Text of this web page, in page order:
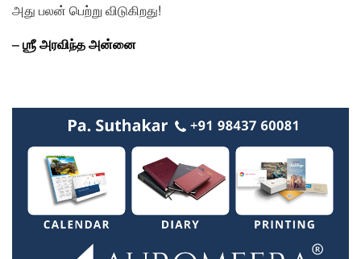
அது பலன் பெற்று விடுகிறது!
–ஶ்ரீ அரவிந்த அன்னை